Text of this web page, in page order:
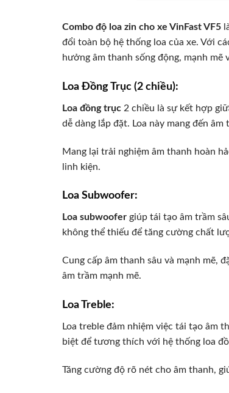
Combo độ loa zin cho xe VinFast VF5
đổi toàn bộ hệ thống loa của xe. Với
hưởng âm thanh sống động, mạnh
Loa Đồng Trục (2 chiều):
Loa đồng trục 2 chiều là sự kết hợp
dễ dàng lắp đặt. Loa này mang đến
Mang lại trải nghiệm âm thanh hoàn
linh kiện.
Loa Subwoofer:
Loa subwoofer giúp tái tạo âm trầm
không thể thiếu để tăng cường chất
Cung cấp âm thanh sâu và mạnh mẽ,
âm trầm mạnh mẽ.
Loa Treble:
Loa treble đảm nhiệm việc tái tạo âm
biệt để tương thích với hệ thống loa
Tăng cường độ rõ nét cho âm thanh,